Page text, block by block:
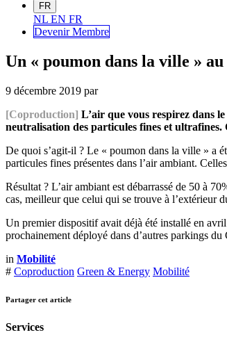
FR
NL EN FR
Devenir Membre
Un « poumon dans la ville »
9 décembre 2019 par
[Coproduction] L’air que vous respirez dans
neutralisation des particules fines et ultrafines.
De quoi s’agit-il ? Le « poumon dans la ville » a
particules fines présentes dans l’air ambiant.
Résultat ? L’air ambiant est débarrassé de 50 à
cas, meilleur que celui qui se trouve à l’extérieur
Un premier dispositif avait déjà été installé en
prochainement déployé dans d’autres parkings du
in Mobilité
# Coproduction Green & Energy Mobilité
Partager cet article
Services